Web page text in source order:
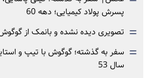
پسرش پولاد کیمیایی؛ دهه 60
= تصویری دیده نشده و بانمک از
=
سال 53